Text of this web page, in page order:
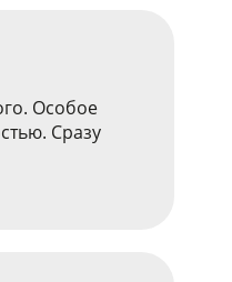
Особое
Сразу